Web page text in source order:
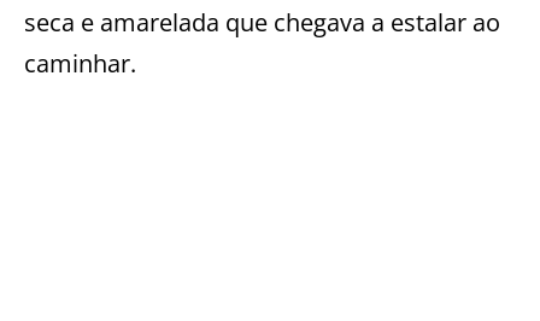
seca e amarelada que chegava a estalar ao
caminhar.